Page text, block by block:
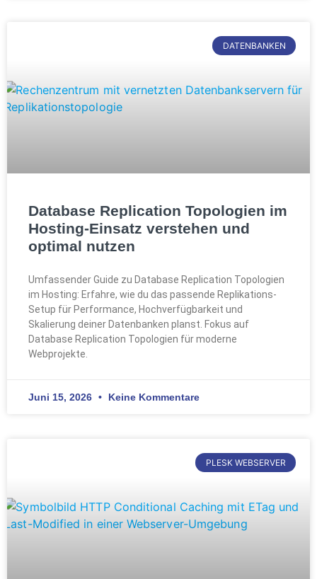
DATENBANKEN
Database Replication Topologien im
Hosting-Einsatz verstehen und
optimal nutzen
Umfassender Guide zu Database Replication Topologien
im Hosting: Erfahre, wie du das passende Replikations-
Setup für Performance, Hochverfügbarkeit und
Skalierung deiner Datenbanken planst. Fokus auf
Database Replication Topologien für moderne
Webprojekte.
Juni 15, 2026 Keine Kommentare
PLESK WEBSERVER